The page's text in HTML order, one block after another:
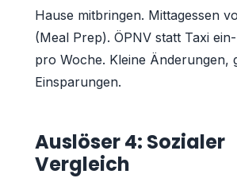
Hause mitbringen. Mittagessen
(Meal Prep). ÖPNV statt Taxi
pro Woche. Kleine Änderungen,
Einsparungen.
Auslöser 4: Sozialer
Vergleich